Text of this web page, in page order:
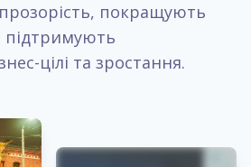
покращують
підтримують
цілі та зростання.